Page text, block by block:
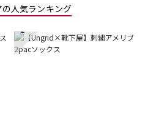
の人気ランキング
2